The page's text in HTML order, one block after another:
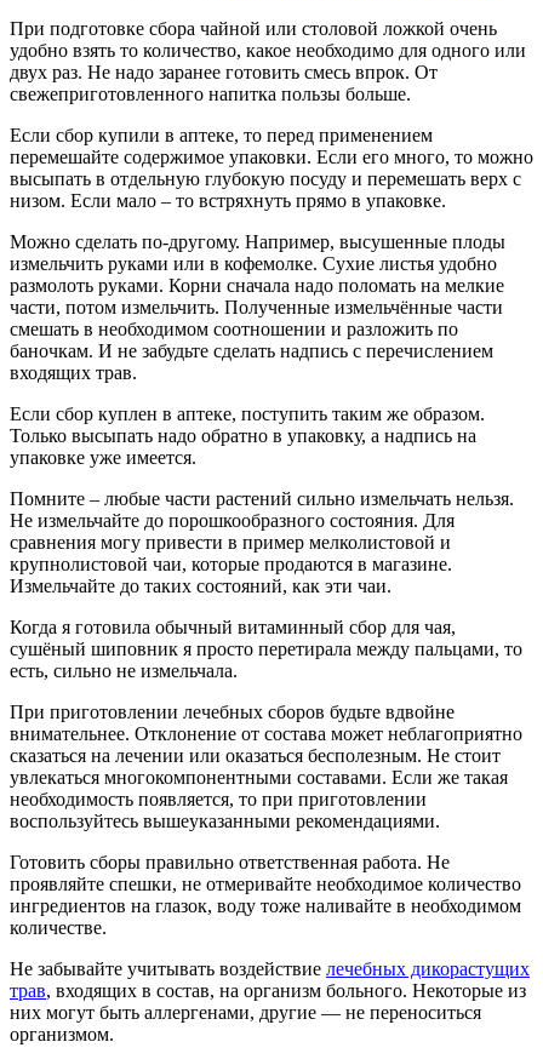
При подготовке сбора чайной или столовой ложкой очень
удобно взять то количество, какое необходимо для одного или
двух раз. Не надо заранее готовить смесь впрок. От
свежеприготовленного напитка пользы больше.
Если сбор купили в аптеке, то перед применением
перемешайте содержимое упаковки. Если его много, то можно
высыпать в отдельную глубокую посуду и перемешать верх с
низом. Если мало – то встряхнуть прямо в упаковке.
Можно сделать по-другому. Например, высушенные плоды
измельчить руками или в кофемолке. Сухие листья удобно
размолоть руками. Корни сначала надо поломать на мелкие
части, потом измельчить. Полученные измельчённые части
смешать в необходимом соотношении и разложить по
баночкам. И не забудьте сделать надпись с перечислением
входящих трав.
Если сбор куплен в аптеке, поступить таким же образом.
Только высыпать надо обратно в упаковку, а надпись на
упаковке уже имеется.
Помните – любые части растений сильно измельчать нельзя.
Не измельчайте до порошкообразного состояния. Для
сравнения могу привести в пример мелколистовой и
крупнолистовой чаи, которые продаются в магазине.
Измельчайте до таких состояний, как эти чаи.
Когда я готовила обычный витаминный сбор для чая,
сушёный шиповник я просто перетирала между пальцами, то
есть, сильно не измельчала.
При приготовлении лечебных сборов будьте вдвойне
внимательнее. Отклонение от состава может неблагоприятно
сказаться на лечении или оказаться бесполезным. Не стоит
увлекаться многокомпонентными составами. Если же такая
необходимость появляется, то при приготовлении
воспользуйтесь вышеуказанными рекомендациями.
Готовить сборы правильно ответственная работа. Не
проявляйте спешки, не отмеривайте необходимое количество
ингредиентов на глазок, воду тоже наливайте в необходимом
количестве.
Не забывайте учитывать воздействие лечебных дикорастущих
трав, входящих в состав, на организм больного. Некоторые из
них могут быть аллергенами, другие — не переноситься
организмом.